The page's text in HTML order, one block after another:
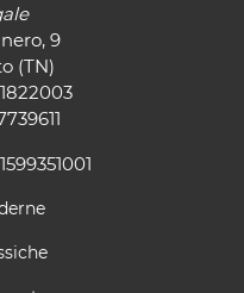
9
(TN)